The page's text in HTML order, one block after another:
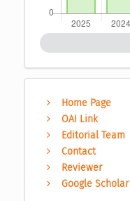
Home Page
OAI Link
Editorial Team
Contact
Reviewer
Google Scholar